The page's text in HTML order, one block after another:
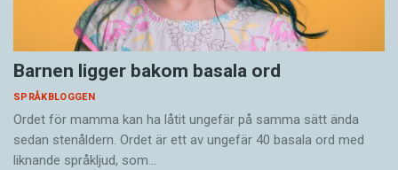
Barnen ligger bakom basala ord
SPRÅKBLOGGEN
Ordet för mamma kan ha låtit ungefär på samma sätt ända
sedan stenåldern. Ordet är ett av ungefär 40 basala ord med
liknande språkljud, som…